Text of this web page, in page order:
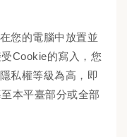
您的電腦中放置並
Cookie的寫入，您
私權等級為高，即
本平臺部分或全部